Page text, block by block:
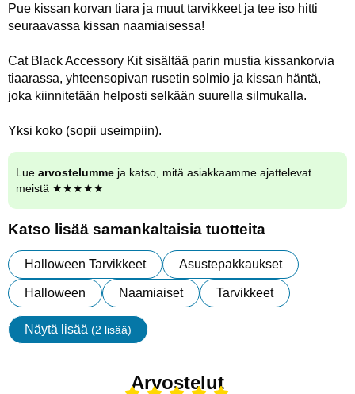
Pue kissan korvan tiara ja muut tarvikkeet ja tee iso hitti
seuraavassa kissan naamiaisessa!
Cat Black Accessory Kit sisältää parin mustia kissankorvia
tiaarassa, yhteensopivan rusetin solmio ja kissan häntä,
joka kiinnitetään helposti selkään suurella silmukalla.
Yksi koko (sopii useimpiin).
Lue arvostelumme ja katso, mitä asiakkaamme ajattelevat
meistä ★★★★★
Katso lisää samankaltaisia tuotteita
Halloween Tarvikkeet Asustepakkaukset
Halloween Naamiaiset Tarvikkeet
Näytä lisää (2 lisää)
ominaisuudet
Arvostelut